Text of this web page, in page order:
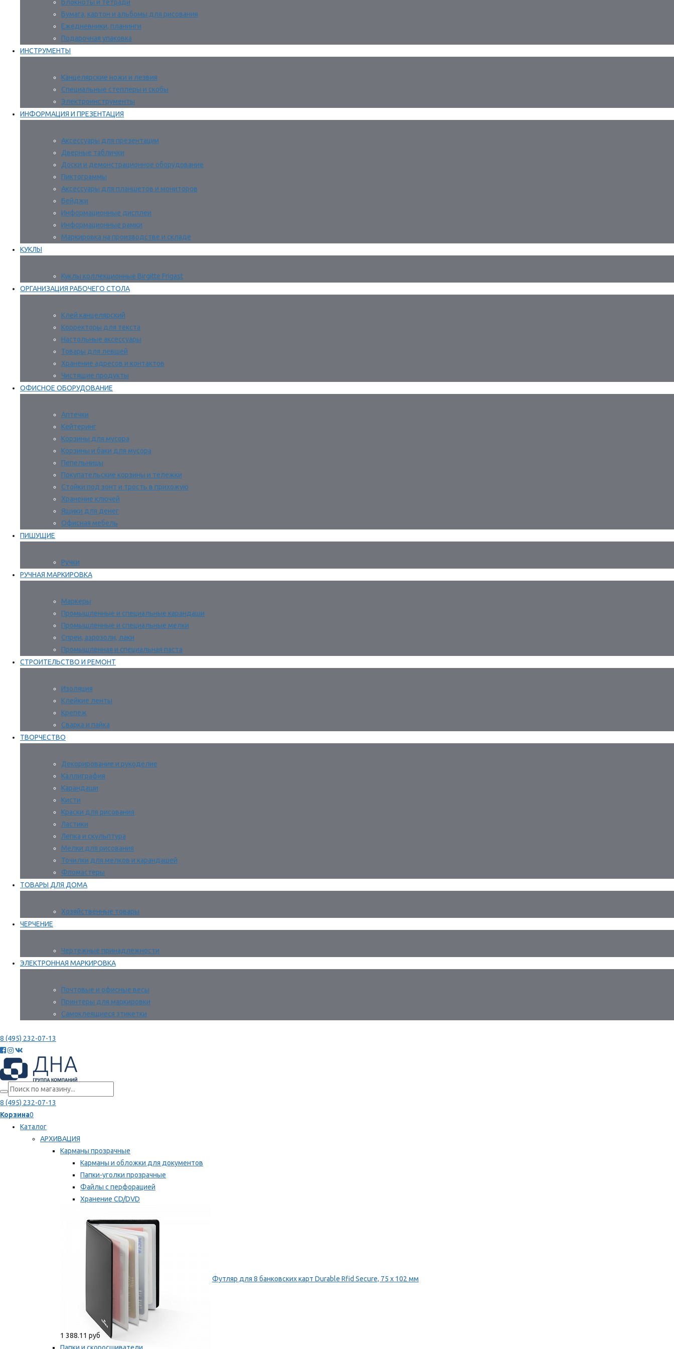
Блокноты и тетради
Бумага, картон и альбомы для рисования
Ежедневники, планинги
Подарочная упаковка
ИНСТРУМЕНТЫ
Канцелярские ножи и лезвия
Специальные степлеры и скобы
Электроинструменты
ИНФОРМАЦИЯ И ПРЕЗЕНТАЦИЯ
Аксессуары для презентации
Дверные таблички
Доски и демонстрационное оборудование
Пиктограммы
Аксессуары для планшетов и мониторов
Бейджи
Информационные дисплеи
Информационные рамки
Маркировка на производстве и складе
КУКЛЫ
Куклы коллекционные Birgitte Frigast
ОРГАНИЗАЦИЯ РАБОЧЕГО СТОЛА
Клей канцелярский
Корректоры для текста
Настольные аксессуары
Товары для левшей
Хранение адресов и контактов
Чистящие продукты
ОФИСНОЕ ОБОРУДОВАНИЕ
Аптечки
Кейтеринг
Корзины для мусора
Корзины и баки для мусора
Пепельницы
Покупательские корзины и тележки
Стойки под зонт и трость в прихожую
Хранение ключей
Ящики для денег
Офисная мебель
ПИШУЩИЕ
Ручки
РУЧНАЯ МАРКИРОВКА
Маркеры
Промышленные и специальные карандаши
Промышленные и специальные мелки
Спреи, аэрозоли, лаки
Промышленная и специальная паста
СТРОИТЕЛЬСТВО И РЕМОНТ
Изоляция
Клейкие ленты
Крепеж
Сварка и пайка
ТВОРЧЕСТВО
Декорирование и рукоделие
Каллиграфия
Карандаши
Кисти
Краски для рисования
Ластики
Лепка и скульптура
Мелки для рисования
Точилки для мелков и карандашей
Фломастеры
ТОВАРЫ ДЛЯ ДОМА
Хозяйственные товары
ЧЕРЧЕНИЕ
Чертежные принадлежности
ЭЛЕКТРОННАЯ МАРКИРОВКА
Почтовые и офисные весы
Принтеры для маркировки
Самоклеящиеся этикетки
8 (495) 232-07-13
8 (495) 232-07-13
Корзина0
Каталог
АРХИВАЦИЯ
Карманы прозрачные
Карманы и обложки для документов
Папки-уголки прозрачные
Файлы с перфорацией
Хранение CD/DVD
Мы рекомендуем
Футляр для 8 банковских карт Durable Rfid Secure, 75 х 102 мм
1 388.11 руб